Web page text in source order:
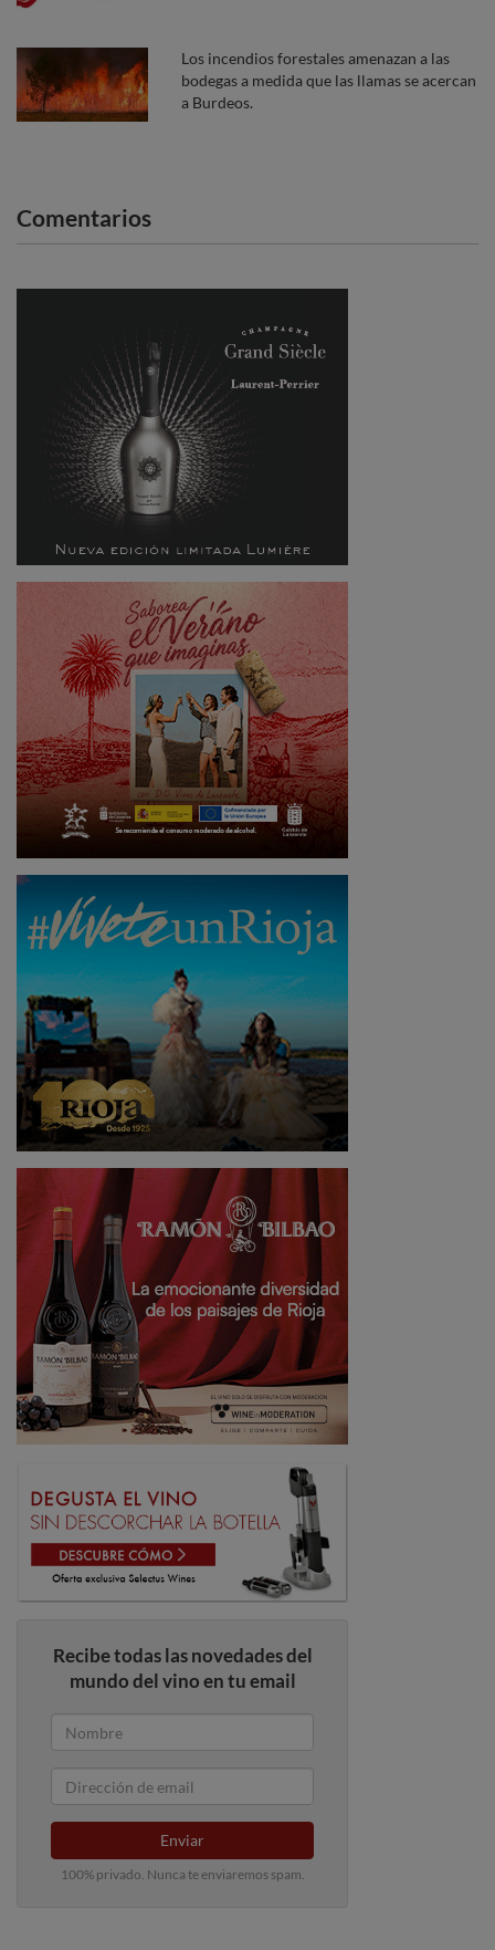
Los incendios forestales amenazan a las
bodegas a medida que las llamas se acercan
a Burdeos.
Comentarios
Recibe todas las novedades del
mundo del vino en tu email
Enviar
100% privado. Nunca te enviaremos spam.